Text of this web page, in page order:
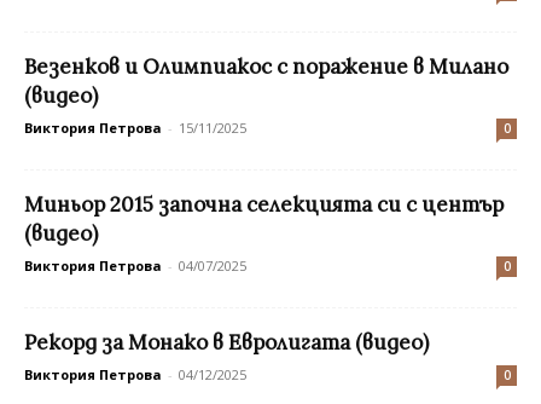
Везенков и Олимпиакос с поражение в Милано
(видео)
Виктория Петрова - 15/11/2025 0
Миньор 2015 започна селекцията си с център
(видео)
Виктория Петрова - 04/07/2025 0
Рекорд за Монако в Евролигата (видео)
Виктория Петрова - 04/12/2025 0